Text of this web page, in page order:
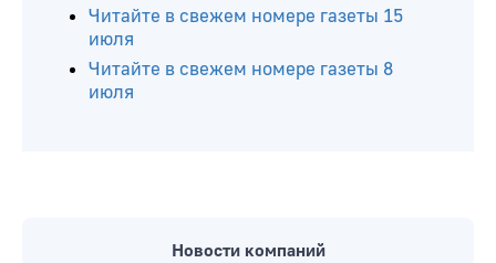
Читайте в свежем номере газеты 15
июля
Читайте в свежем номере газеты 8
июля
Новости компаний